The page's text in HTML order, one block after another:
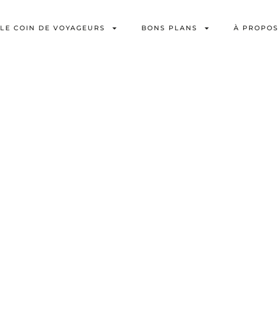
LE COIN DE VOYAGEURS BONS PLANS À PROPOS